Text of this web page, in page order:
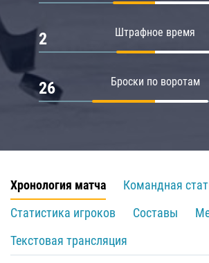
Штрафное время
2
Броски по воротам
26
Хронология матча
Командная
Статистика игроков
Составы
Текстовая трансляция